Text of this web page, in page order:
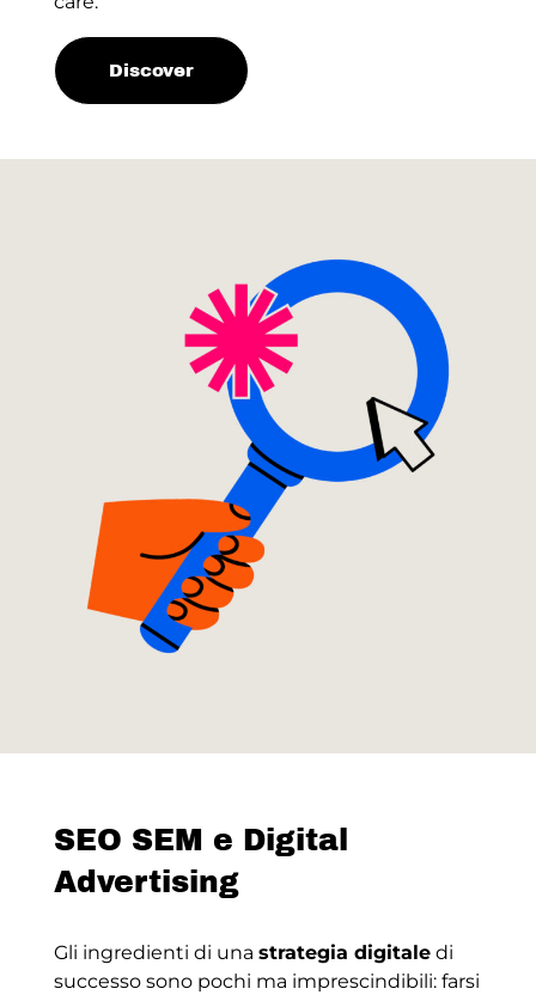
Discover
SEO SEM e Digital
Advertising
Gli ingredienti di una strategia digitaledi
successo sono pochi ma imprescindibili: farsi